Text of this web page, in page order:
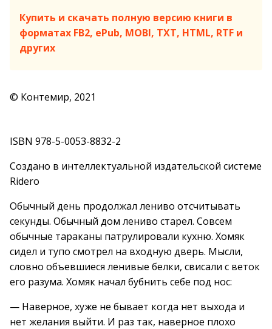
Купить и скачать полную версию книги в
форматах FB2, ePub, MOBI, TXT, HTML, RTF и
других
© Контемир, 2021
ISBN 978-5-0053-8832-2
Создано в интеллектуальной издательской системе
Ridero
Обычный день продолжал лениво отсчитывать
секунды. Обычный дом лениво старел. Совсем
обычные тараканы патрулировали кухню. Хомяк
сидел и тупо смотрел на входную дверь. Мысли,
словно объевшиеся ленивые белки, свисали с веток
его разума. Хомяк начал бубнить себе под нос:
— Наверное, хуже не бывает когда нет выхода и
нет желания выйти. И раз так, наверное плохо